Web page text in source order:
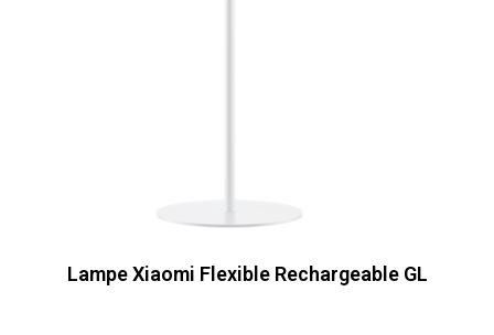
Lampe Xiaomi Flexible Rechargeable GL